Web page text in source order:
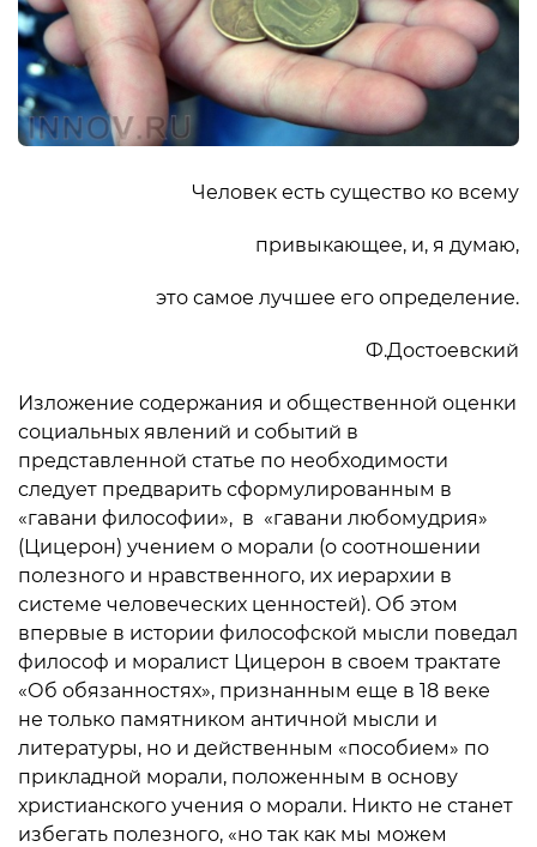
Человек есть существо ко всему
привыкающее, и, я думаю,
это самое лучшее его определение.
Ф.Достоевский
Изложение содержания и общественной оценки
социальных явлений и событий в
представленной статье по необходимости
следует предварить сформулированным в
«гавани философии», в «гавани любомудрия»
(Цицерон) учением о морали (о соотношении
полезного и нравственного, их иерархии в
системе человеческих ценностей). Об этом
впервые в истории философской мысли поведал
философ и моралист Цицерон в своем трактате
«Об обязанностях», признанным еще в 18 веке
не только памятником античной мысли и
литературы, но и действенным «пособием» по
прикладной морали, положенным в основу
христианского учения о морали. Никто не станет
избегать полезного, «но так как мы можем